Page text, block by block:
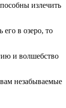
излечить
в озеро, то
и волшебство
незабываемые